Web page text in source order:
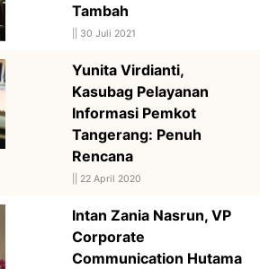
Tambah
30 Juli 2021
Yunita Virdianti,
Kasubag Pelayanan
Informasi Pemkot
Tangerang: Penuh
Rencana
22 April 2020
Intan Zania Nasrun, VP
Corporate
Communication Hutama